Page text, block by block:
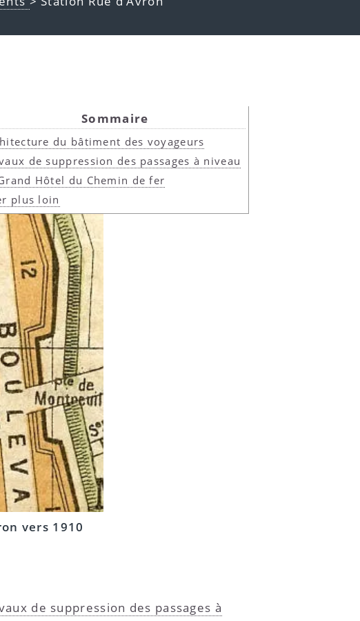
Sommaire
du bâtiment des voyageurs
de suppression des passages à niveau
Hôtel du Chemin de fer
plus loin
vers 1910
de suppression des passages à